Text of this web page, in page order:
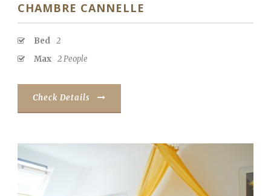
CHAMBRE CANNELLE
Bed 2
Max 2 People
Check Details